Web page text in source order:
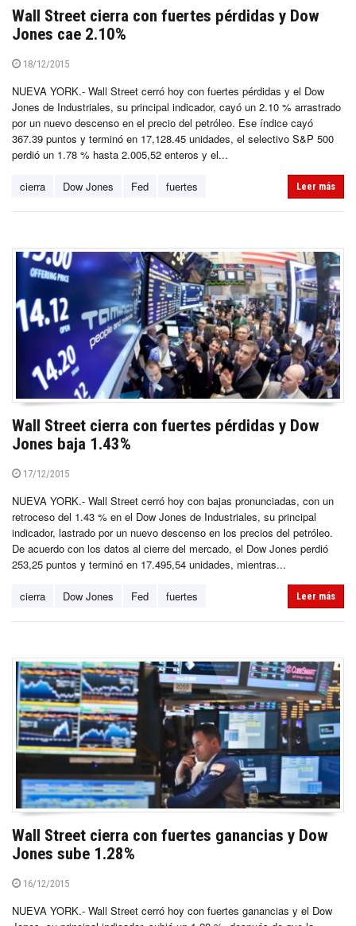
Wall Street cierra con fuertes pérdidas y Dow
Jones cae 2.10%
18/12/2015
NUEVA YORK.- Wall Street cerró hoy con fuertes pérdidas y el Dow
Jones de Industriales, su principal indicador, cayó un 2.10 % arrastrado
por un nuevo descenso en el precio del petróleo. Ese índice cayó
367.39 puntos y terminó en 17,128.45 unidades, el selectivo S&P 500
perdió un 1.78 % hasta 2.005,52 enteros y el...
cierra Dow Jones Fed fuertes Leer más
Wall Street cierra con fuertes pérdidas y Dow
Jones baja 1.43%
17/12/2015
NUEVA YORK.- Wall Street cerró hoy con bajas pronunciadas, con un
retroceso del 1.43 % en el Dow Jones de Industriales, su principal
indicador, lastrado por un nuevo descenso en los precios del petróleo.
De acuerdo con los datos al cierre del mercado, el Dow Jones perdió
253,25 puntos y terminó en 17.495,54 unidades, mientras...
cierra Dow Jones Fed fuertes Leer más
Wall Street cierra con fuertes ganancias y Dow
Jones sube 1.28%
16/12/2015
NUEVA YORK.- Wall Street cerró hoy con fuertes ganancias y el Dow